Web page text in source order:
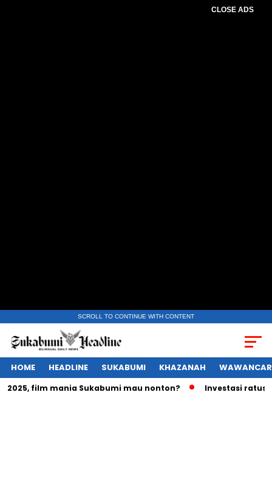
CLOSE ADS
SCROLL TO CONTINUE WITH CONTENT
HOME HEADLINE SUKABUMI KHAZANAH
mania Sukabumi mau nonton? Investasi ratusan